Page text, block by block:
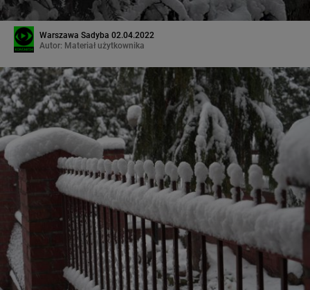
Warszawa Sadyba 02.04.2022
Autor: Materiał użytkownika